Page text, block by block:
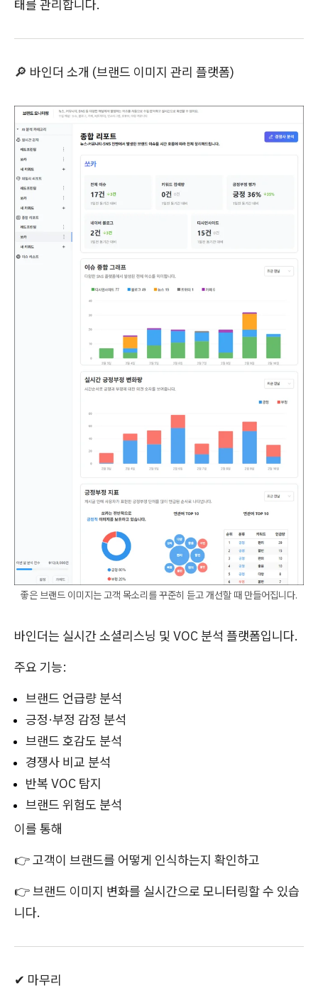
태를 관리합니다.
🔎 바인더 소개 (브랜드 이미지 관리 플랫폼)
좋은 브랜드 이미지는 고객 목소리를 꾸준히 듣고 개선할 때 만들어집니다.
바인더는 실시간 소셜리스닝 및 VOC 분석 플랫폼입니다.
주요 기능:
브랜드 언급량 분석
긍정·부정 감정 분석
브랜드 호감도 분석
경쟁사 비교 분석
반복 VOC 탐지
브랜드 위험도 분석
이를 통해
👉 고객이 브랜드를 어떻게 인식하는지 확인하고
👉 브랜드 이미지 변화를 실시간으로 모니터링할 수 있습
니다.
✔ 마무리